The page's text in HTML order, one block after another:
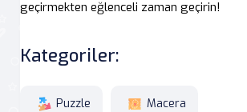
geçirmekten eğlenceli zaman geçirin!
Kategoriler:
Puzzle Macera